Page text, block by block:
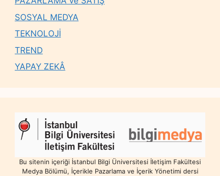
SOSYAL MEDYA
TEKNOLOJİ
TREND
YAPAY ZEKÂ
Bu sitenin içeriği İstanbul Bilgi Üniversitesi İletişim Fakültesi
Medya Bölümü, İçerikle Pazarlama ve İçerik Yönetimi dersi